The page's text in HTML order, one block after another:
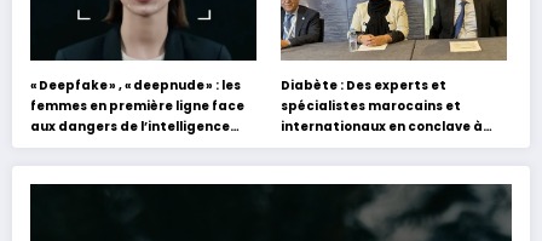
« Deepfake » , « deepnude » : les
femmes en première ligne face
aux dangers de l’intelligence
artificielle
Diabète : Des experts et
spécialistes marocains et
internationaux en conclave à
Tanger